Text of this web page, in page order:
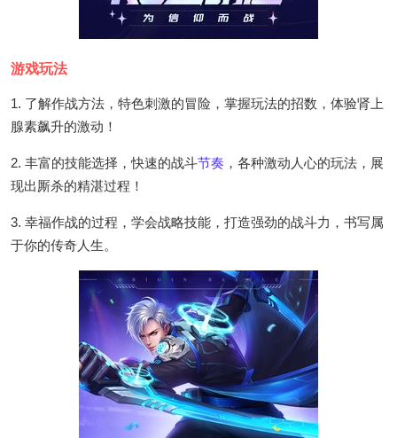
游戏玩法
1. 了解作战方法，特色刺激的冒险，掌握玩法的招数，体验肾上
腺素飙升的激动！
2. 丰富的技能选择，快速的战斗节奏 ，各种激动人心的玩法，展
现出厮杀的精湛过程！
3. 幸福作战的过程，学会战略技能，打造强劲的战斗力，书写属
于你的传奇人生。